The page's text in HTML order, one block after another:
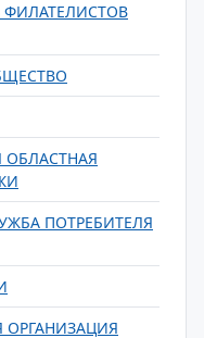
ОБЛАСТНАЯ
ПОТРЕБИТЕЛЯ